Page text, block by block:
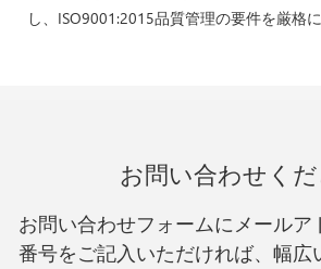
し、ISO9001:2015品質管理の要件を厳格
お問い合わせく
お問い合わせフォームにメールア
番号をご記入いただければ、幅広